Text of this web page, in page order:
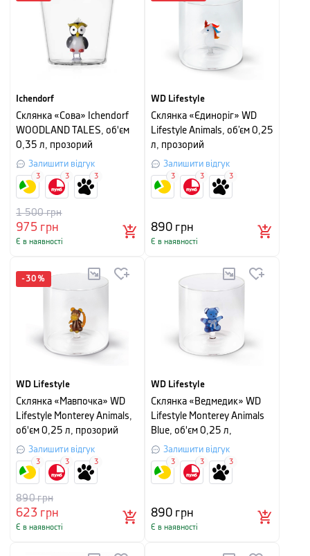
Ichendorf
Склянка «Сова» Ichendorf
WOODLAND TALES, об'єм
0,35 л, прозорий
Залишити відгук
975грн
1 500грн
Є в наявності
3 3 3
WD Lifestyle
Склянка «Єдиноріг» WD
Lifestyle Animals, об’єм 0,25
л, прозорий
Залишити відгук
890грн
Є в наявності
3 3 3
-30 %
WD Lifestyle
Склянка «Мавпочка» WD
Lifestyle Monterey Animals,
об'єм 0,25 л, прозорий
Залишити відгук
623 грн
890грн
Є в наявності
3 3 3
WD Lifestyle
Склянка «Ведмедик» WD
Lifestyle Monterey Animals
Blue, об'єм 0,25 л,
прозорий
Залишити відгук
890грн
Є в наявності
3 3 3